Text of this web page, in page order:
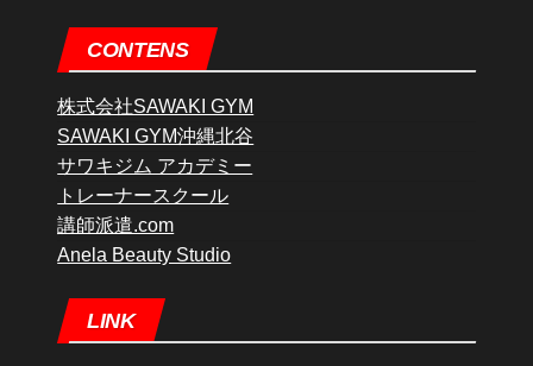
CONTENS
株式会社SAWAKI GYM
SAWAKI GYM沖縄北谷
サワキジム アカデミー
トレーナースクール
講師派遣.com
Anela Beauty Studio
LINK